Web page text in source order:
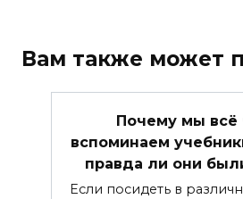
Вам также может
Почему мы всё
вспоминаем
правда ли они
Если посидеть в